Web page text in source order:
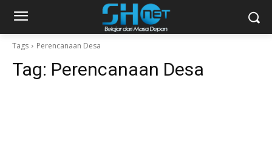
Tags Perencanaan Desa
Tag: Perencanaan Desa